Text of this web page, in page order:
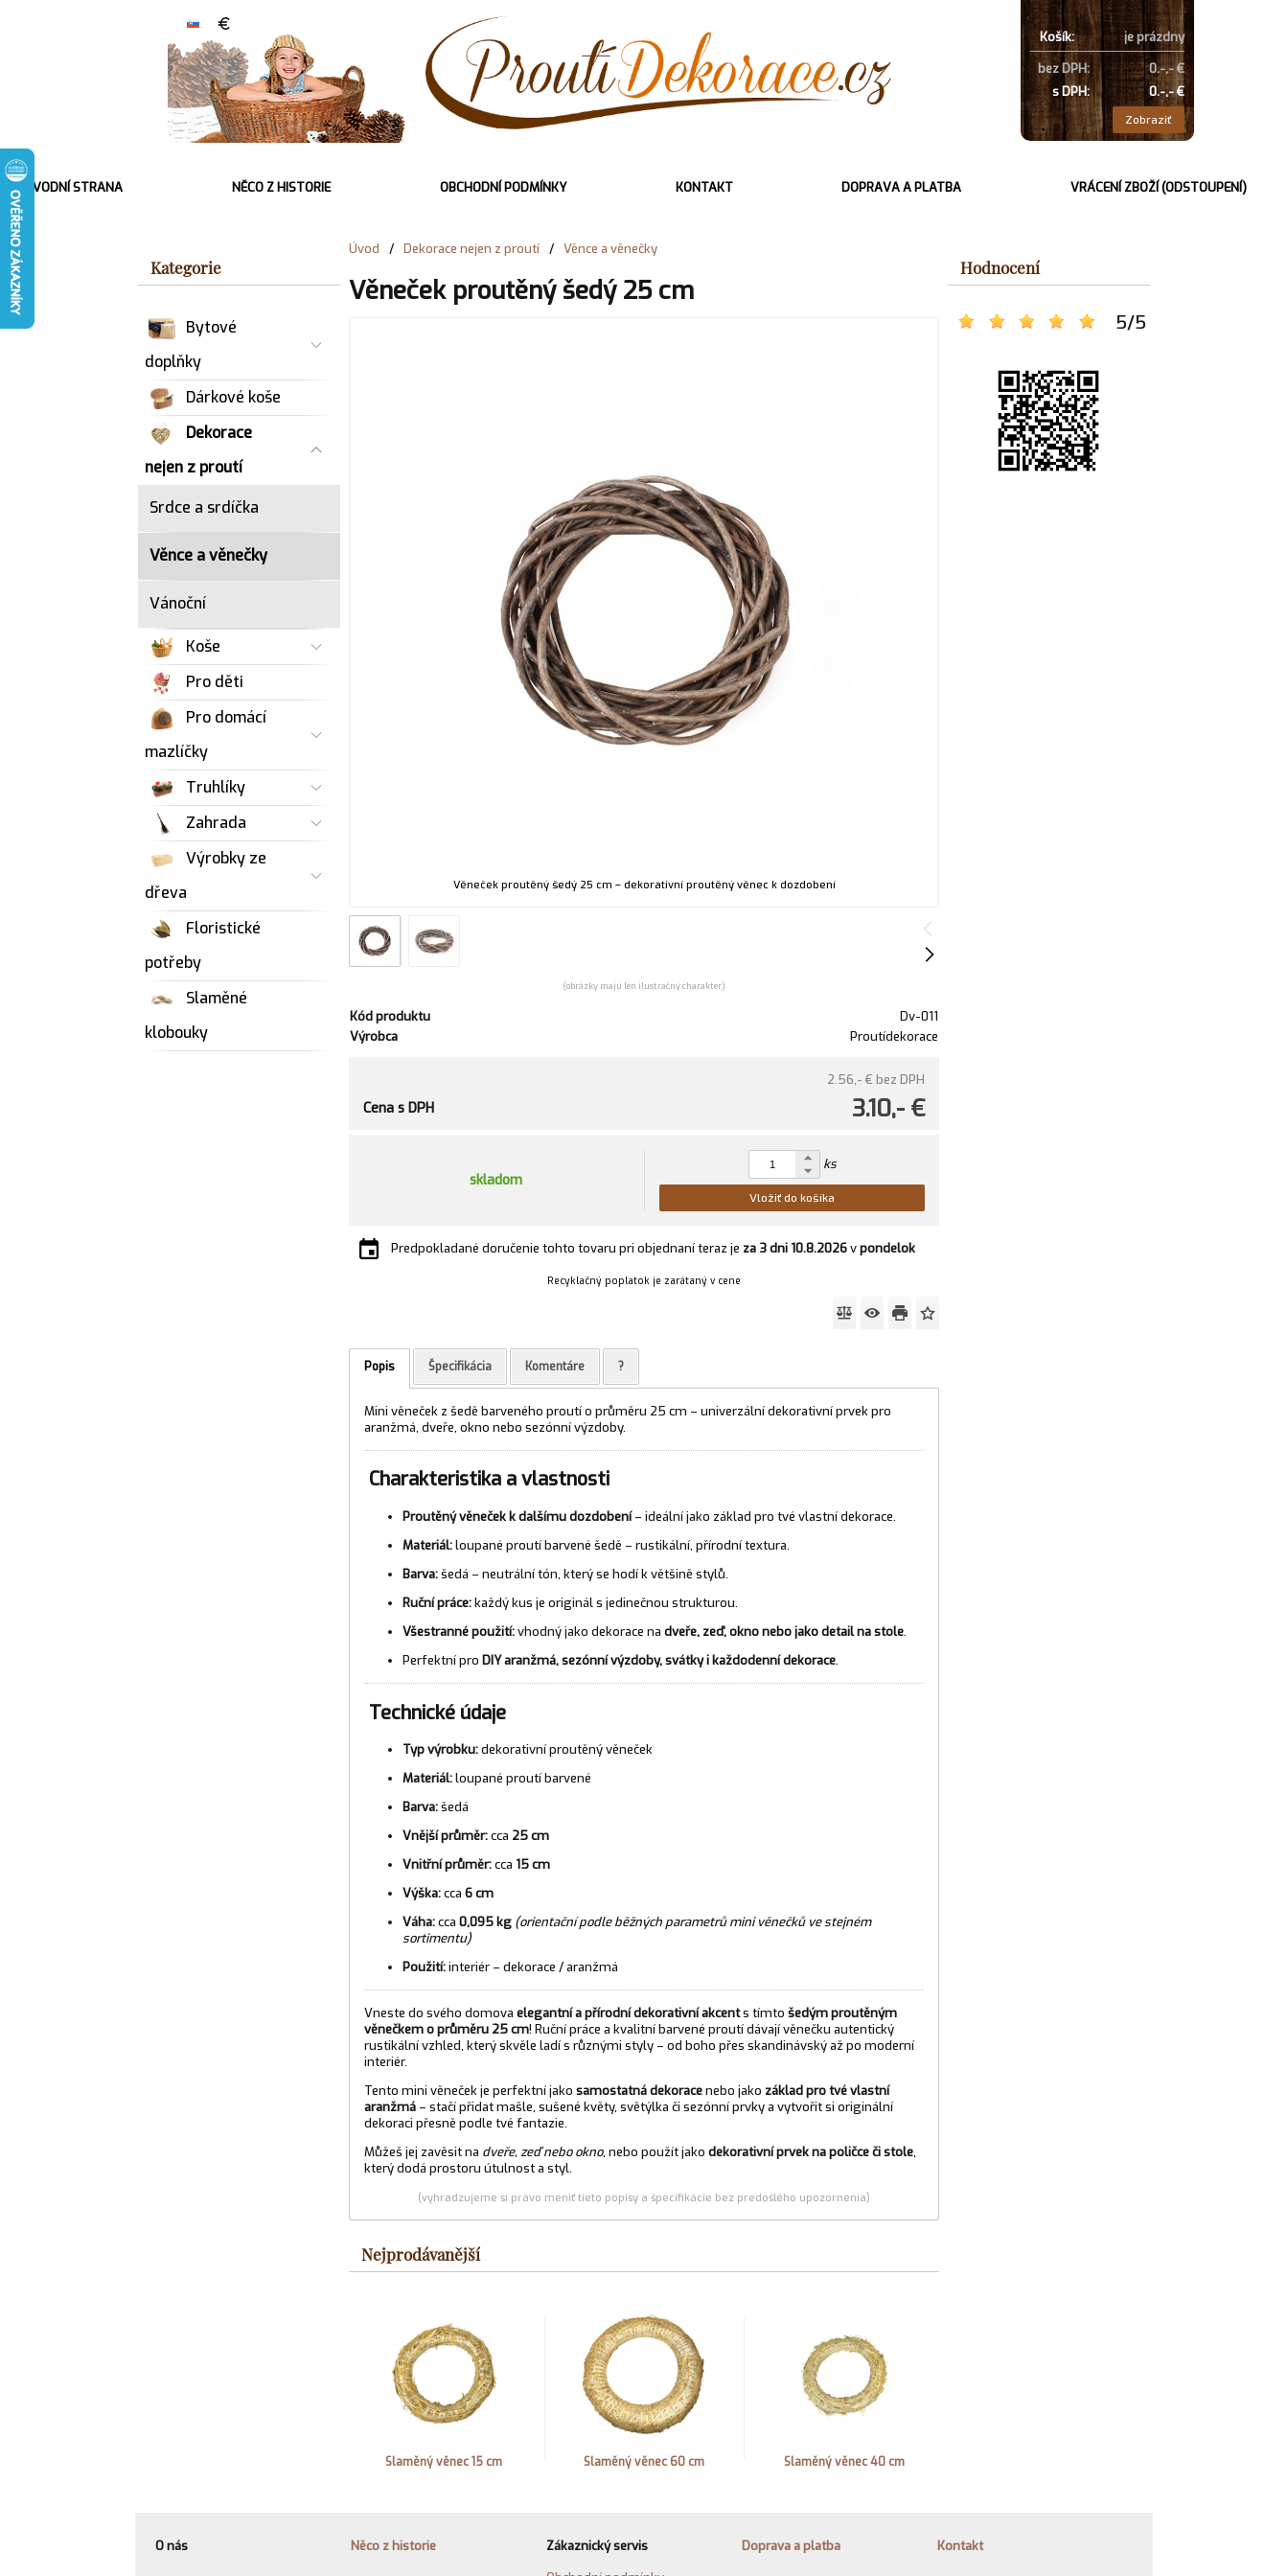
Košík:
je prázdny
bez DPH:
0.-,- €
s DPH:
0.-,- €
Zobraziť
ÚVODNÍ STRANA NĚCO Z HISTORIE OBCHODNÍ PODMÍNKY KONTAKT DOPRAVA A PLATBA VRÁCENÍ ZBOŽÍ (ODSTOUPENÍ)
Kategorie
Bytové
doplňky
Dárkové koše
Dekorace
nejen z proutí
Srdce a srdíčka
Věnce a věnečky
Vánoční
Koše
Pro děti
Pro domácí
mazlíčky
Truhlíky
Zahrada
Výrobky ze
dřeva
Floristické
potřeby
Slaměné
klobouky
Hodnocení
5/5
Úvod / Dekorace nejen z proutí / Věnce a věnečky
Věneček proutěný šedý 25 cm
Věneček proutěný šedý 25 cm – dekorativní proutěný věnec k dozdobení
(obrázky majú len ilustračný charakter)
Kód produktu
Dv-011
Výrobca
Proutídekorace
2.56,- € bez DPH
3.10,- €
Cena s DPH
skladom
ks
Vložiť do košíka
Predpokladané doručenie tohto tovaru pri objednaní teraz je za 3 dni10.8.2026vpondelok
Recyklačný poplatok je zarátaný v cene
Popis Špecifikácia Komentáre ?
Mini věneček z šedě barveného proutí o průměru 25 cm – univerzální dekorativní prvek pro
aranžmá, dveře, okno nebo sezónní výzdoby.
Charakteristika a vlastnosti
Proutěný věneček k dalšímu dozdobení– ideální jako základ pro tvé vlastní dekorace.
Materiál:loupané proutí barvené šedě – rustikální, přírodní textura.
Barva:šedá – neutrální tón, který se hodí k většině stylů.
Ruční práce:každý kus je originál s jedinečnou strukturou.
Všestranné použití:vhodný jako dekorace na dveře, zeď, okno nebo jako detail na stole.
Perfektní pro DIY aranžmá, sezónní výzdoby, svátky i každodenní dekorace.
Technické údaje
Typ výrobku:dekorativní proutěný věneček
Materiál:loupané proutí barvené
Barva:šedá
Vnější průměr:cca 25 cm
Vnitřní průměr:cca 15 cm
Výška:cca 6 cm
Váha:cca 0,095 kg (orientační podle běžných parametrů mini věnečků ve stejném
sortimentu)
Použití:interiér – dekorace / aranžmá
Vneste do svého domova elegantní a přírodní dekorativní akcents tímto šedým proutěným
věnečkem o průměru 25 cm! Ruční práce a kvalitní barvené proutí dávají věnečku autentický
rustikální vzhled, který skvěle ladí s různými styly – od boho přes skandinávský až po moderní
interiér.
Tento mini věneček je perfektní jako samostatná dekoracenebo jako základ pro tvé vlastní
aranžmá– stačí přidat mašle, sušené květy, světýlka či sezónní prvky a vytvořit si originální
dekoraci přesně podle tvé fantazie.
Můžeš jej zavěsit na dveře, zeď nebo okno, nebo použít jako dekorativní prvek na poličce či stole,
který dodá prostoru útulnost a styl.
(vyhradzujeme si právo meniť tieto popisy a špecifikácie bez predošlého upozornenia)
Nejprodávanější
Slaměný věnec 15 cm Slaměný věnec 60 cm Slaměný věnec 40 cm
O nás Něco z historie
Zákaznický servis
Doprava a platba Kontakt